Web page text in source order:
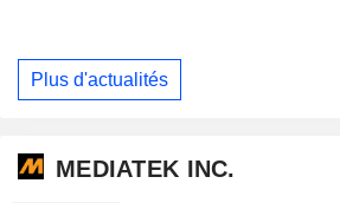
Plus d'actualités
MEDIATEK INC.